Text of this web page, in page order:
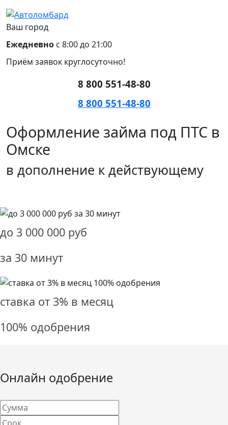
Ваш город
Ежедневно с 8:00 до 21:00
Приём заявок круглосуточно!
8 800 551-48-80
8 800 551-48-80
Оформление займа под ПТС в
Омске
в дополнение к действующему
до 3 000 000 руб
за 30 минут
ставка от 3% в месяц
100% одобрения
Онлайн одобрение